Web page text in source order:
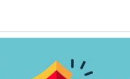
TLS: Apa
Perbedaan Utamanya?